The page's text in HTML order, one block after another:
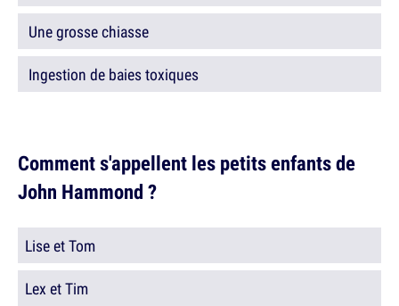
Une grosse chiasse
Ingestion de baies toxiques
Comment s'appellent les petits enfants de
John Hammond ?
Lise et Tom
Lex et Tim